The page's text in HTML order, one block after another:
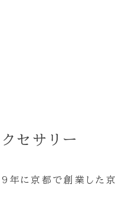
セサリー
年に京都で創業した京